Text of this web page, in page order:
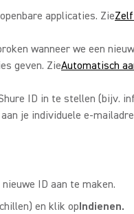
applicaties. Zie
wanneer we een
geven. ZieAutomatisch
ID in te stellen (bijv.
je individuele e-
ID aan te maken.
en klik opIndienen.